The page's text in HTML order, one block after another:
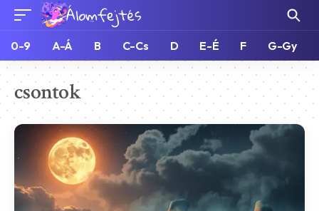
0-9 A-Á B C-Cs D E-É F G-Gy
csontok